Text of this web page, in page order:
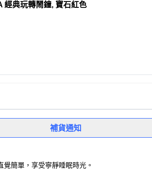
經典玩轉鬧鐘, 寶石紅色
補貨通知
簡單，享受寧靜睡眠時光。